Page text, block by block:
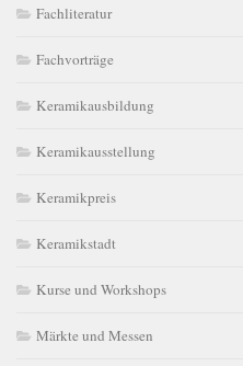
Fachliteratur
Fachvorträge
Keramikausbildung
Keramikausstellung
Keramikpreis
Keramikstadt
Kurse und Workshops
Märkte und Messen